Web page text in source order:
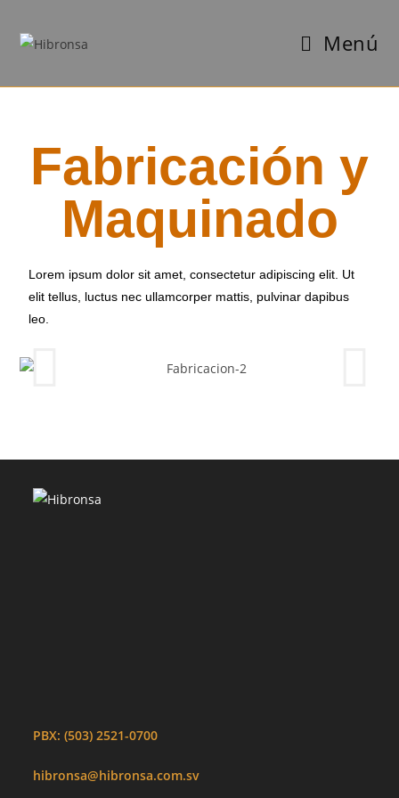
Menú
Fabricación y
Maquinado
Lorem ipsum dolor sit amet, consectetur adipiscing elit. Ut
elit tellus, luctus nec ullamcorper mattis, pulvinar dapibus
leo.
PBX: (503) 2521-0700
hibronsa@hibronsa.com.sv